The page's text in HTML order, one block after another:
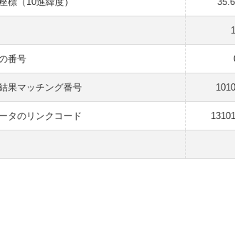
番号
果マッチング番号
タのリンクコード